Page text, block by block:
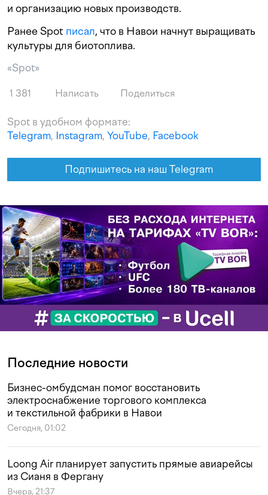
и организацию новых производств.
Ранее Spot писал, что в Навои начнут выращивать
культуры для биотоплива.
«Spot»
1 381 Написать Поделиться
Spot в удобном формате:
Telegram, Instagram, YouTube, Facebook
Подпишитесь на наш Telegram
Последние новости
Бизнес-омбудсман помог восстановить
электроснабжение торгового комплекса
и текстильной фабрики в Навои
Сегодня, 01:02
Loong Air планирует запустить прямые авиарейсы
из Сианя в Фергану
Вчера, 21:37